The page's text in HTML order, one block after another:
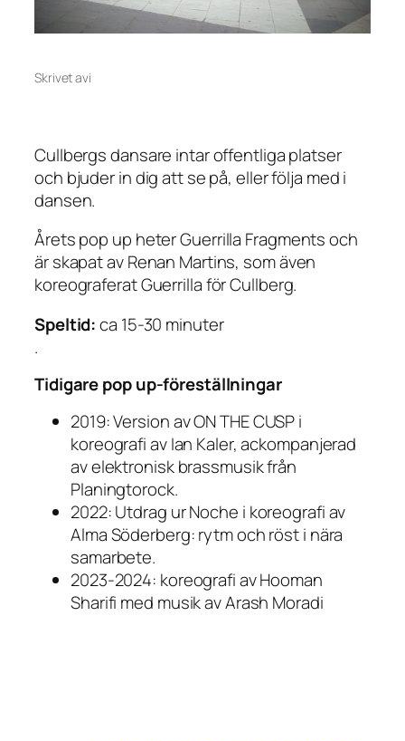
Skrivet avi
Cullbergs dansare intar offentliga platser
och bjuder in dig att se på, eller följa med i
dansen.
Årets pop up heterGuerrilla Fragmentsoch
är skapat av Renan Martins, som även
koreograferatGuerrillaför Cullberg.
Speltid:ca 15-30 minuter
.
Tidigare pop up-föreställningar
2019: Version avON THE CUSPi
koreografi av Ian Kaler, ackompanjerad
av elektronisk brassmusik från
Planingtorock.
2022: Utdrag urNoche i koreografi av
Alma Söderberg: rytm och röst i nära
samarbete.
2023-2024: koreografi av Hooman
Sharifi med musik av Arash Moradi